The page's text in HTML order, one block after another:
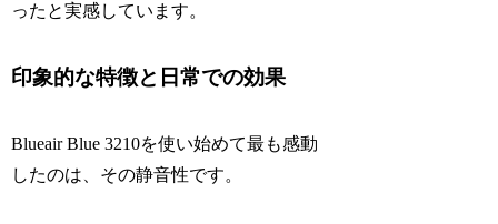
ったと実感しています。
印象的な特徴と日常での効果
Blueair Blue 3210を使い始めて最も感動
したのは、その静音性です。